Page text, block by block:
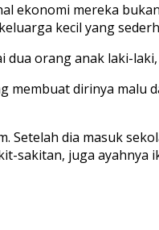
ekonomi mereka
kecil yang
orang anak laki-
membuat dirinya
Setelah dia masuk
sakitan, juga